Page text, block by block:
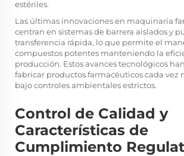
estériles.
Las últimas innovaciones en maquinaria
centran en sistemas de barrera aislados y
transferencia rápida, lo que permite el
compuestos potentes manteniendo la
producción. Estos avances tecnológicos
fabricar productos farmacéuticos cada vez
bajo controles ambientales estrictos.
Control de Calidad y
Características de
Cumplimiento